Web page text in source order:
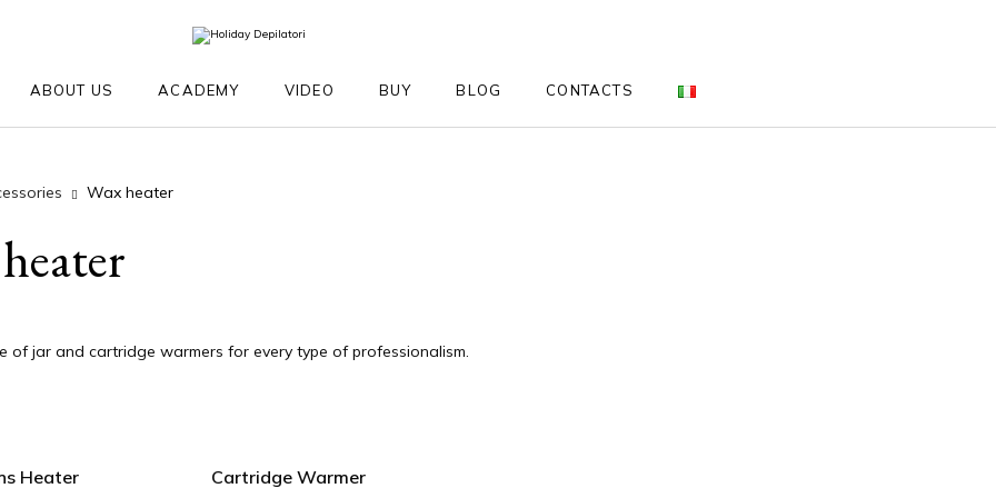
LINE ACCESSORIES
Accessories depilation
ABOUT US ACADEMY VIDEO BUY BLOG CONTACTS
Wax heater
of jar and cartridge warmers for every type of professionalism.
Heater Cartridge Warmer